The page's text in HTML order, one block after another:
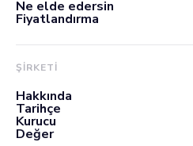
Ne elde edersin
Fiyatlandırma
ŞİRKETİ
Hakkında
Tarihçe
Kurucu
Değer